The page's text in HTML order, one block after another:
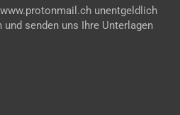
unentgeldlich
senden uns Ihre Unterlagen